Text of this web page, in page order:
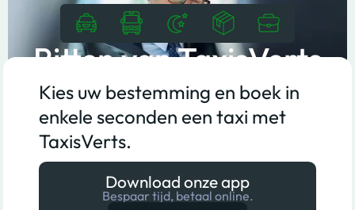
Ritten van TaxisVerts
Kies uw bestemming en boek in
enkele seconden een taxi met
TaxisVerts.
Download onze app
Bespaar tijd, betaal online.